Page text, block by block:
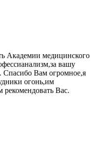
Академии медицинского
вашу
Спасибо Вам огромное,я
огонь,им
рекомендовать Вас.